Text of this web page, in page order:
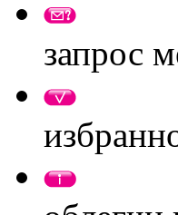
запрос